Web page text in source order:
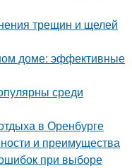
трещин и щелей
доме: эффективные
среди
в Оренбурге
и преимущества
при выборе